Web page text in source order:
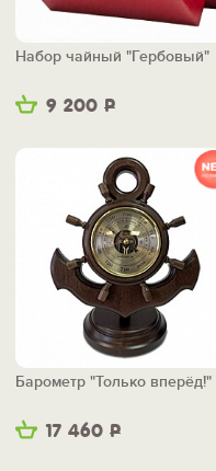
9 200 Р
Набор чайный "Гербовый"
17 460 Р
Барометр "Только вперёд!"